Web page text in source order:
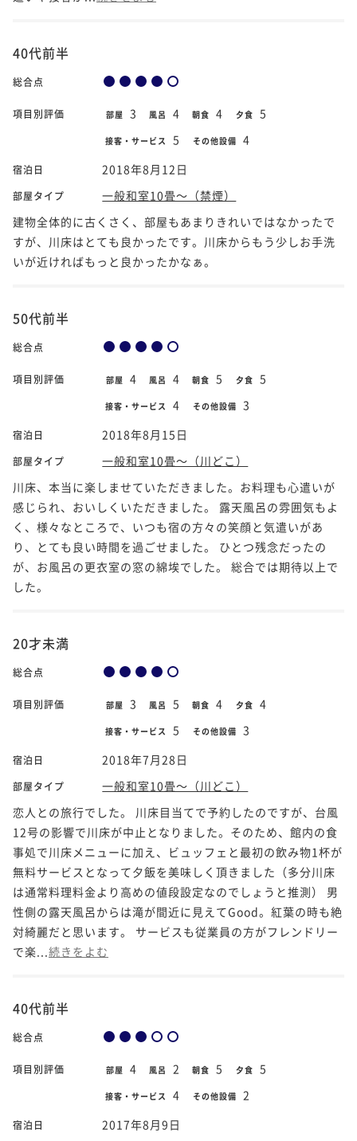
40代前半
総合点
項目別評価 部屋 3 風呂 4 朝食 4 夕食 5
接客・サービス 5 その他設備 4
宿泊日 2018年8月12日
部屋タイプ
一般和室10畳～（禁煙）
建物全体的に古くさく、部屋もあまりきれいではなかったで
すが、川床はとても良かったです。川床からもう少しお手洗
いが近ければもっと良かったかなぁ。
50代前半
総合点
項目別評価 部屋 4 風呂 4 朝食 5 夕食 5
接客・サービス 4 その他設備 3
宿泊日 2018年8月15日
部屋タイプ
一般和室10畳～（川どこ）
川床、本当に楽しませていただきました。お料理も心遣いが
感じられ、おいしくいただきました。 露天風呂の雰囲気もよ
く、様々なところで、いつも宿の方々の笑顔と気遣いがあ
り、とても良い時間を過ごせました。 ひとつ残念だったの
が、お風呂の更衣室の窓の綿埃でした。 総合では期待以上で
した。
20才未満
総合点
項目別評価 部屋 3 風呂 5 朝食 4 夕食 4
接客・サービス 5 その他設備 3
宿泊日 2018年7月28日
部屋タイプ
一般和室10畳～（川どこ）
恋人との旅行でした。 川床目当てで予約したのですが、台風
12号の影響で川床が中止となりました。そのため、館内の食
事処で川床メニューに加え、ビュッフェと最初の飲み物1杯が
無料サービスとなって夕飯を美味しく頂きました（多分川床
は通常料理料金より高めの値段設定なのでしょうと推測） 男
性側の露天風呂からは滝が間近に見えてGood。紅葉の時も絶
対綺麗だと思います。 サービスも従業員の方がフレンドリー
で楽... 続きをよむ
40代前半
総合点
項目別評価 部屋 4 風呂 2 朝食 5 夕食 5
接客・サービス 4 その他設備 2
宿泊日 2017年8月9日